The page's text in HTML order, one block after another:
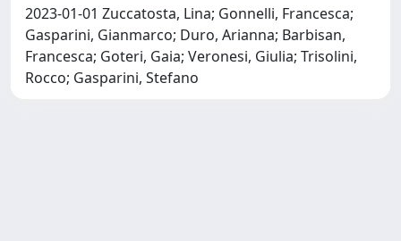
2023-01-01 Zuccatosta, Lina; Gonnelli, Francesca;
Gasparini, Gianmarco; Duro, Arianna; Barbisan,
Francesca; Goteri, Gaia; Veronesi, Giulia; Trisolini,
Rocco; Gasparini, Stefano